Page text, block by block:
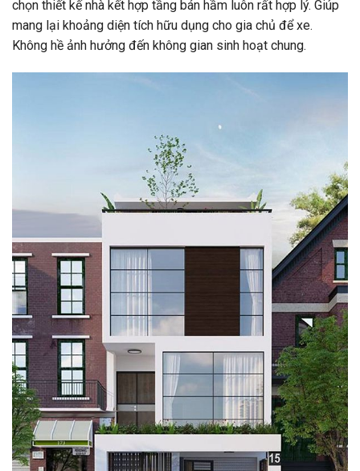
chọn thiết kế nhà kết hợp tầng bán hầm luôn rất hợp lý. Giúp
mang lại khoảng diện tích hữu dụng cho gia chủ để xe.
Không hề ảnh hưởng đến không gian sinh hoạt chung.